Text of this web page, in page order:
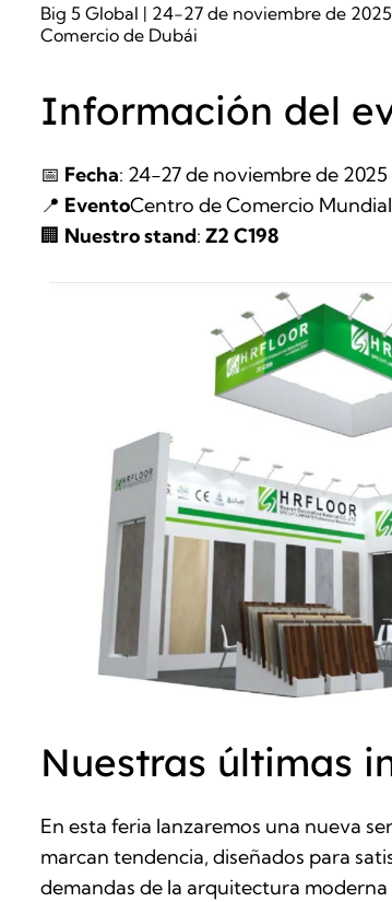
Big 5 Global | 24-27 de noviembre de
Comercio de Dubái
Información del
📅 Fecha: 24-27 de noviembre de 2025
📍 EventoCentro de Comercio
🏢 Nuestro stand:Z2 C198
Nuestras últimas
En esta feria lanzaremos una nueva
marcan tendencia, diseñados para
demandas de la arquitectura